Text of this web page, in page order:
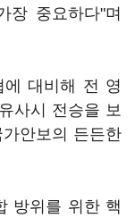
장 중요하다"며
에 대비해 전 영
사시 전승을 보
안보의 든든한
방위를 위한 핵